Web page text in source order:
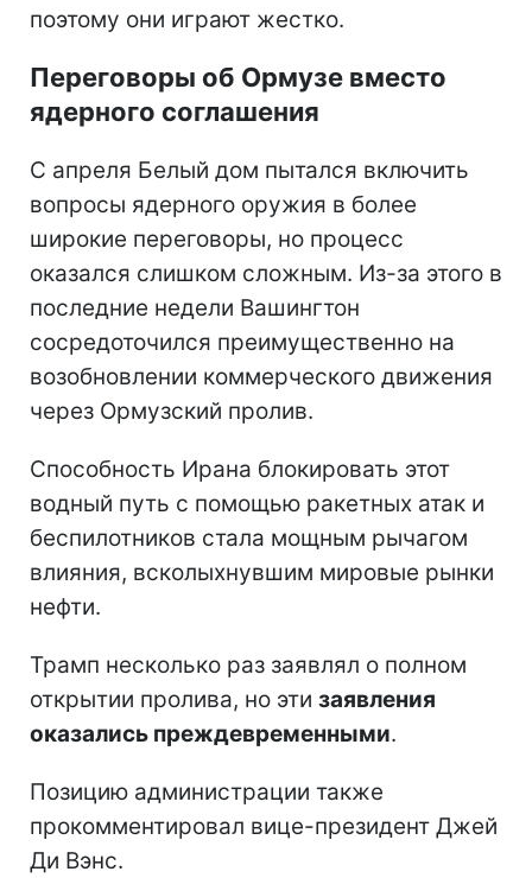
поэтому они играют жестко.
Переговоры об Ормузе вместо
ядерного соглашения
С апреля Белый дом пытался включить
вопросы ядерного оружия в более
широкие переговоры, но процесс
оказался слишком сложным. Из-за этого в
последние недели Вашингтон
сосредоточился преимущественно на
возобновлении коммерческого движения
через Ормузский пролив.
Способность Ирана блокировать этот
водный путь с помощью ракетных атак и
беспилотников стала мощным рычагом
влияния, всколыхнувшим мировые рынки
нефти.
Трамп несколько раз заявлял о полном
открытии пролива, но эти заявления
оказались преждевременными.
Позицию администрации также
прокомментировал вице-президент Джей
Ди Вэнс.